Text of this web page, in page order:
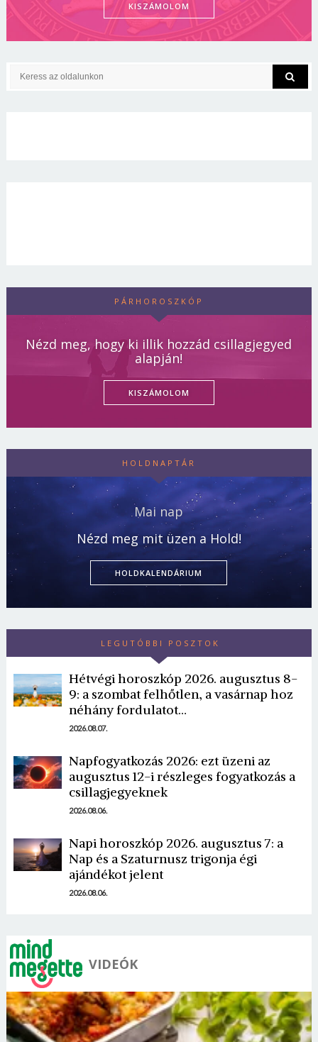
KISZÁMOLOM
PÁRHOROSZKÓP
Nézd meg, hogy ki illik hozzád csillagjegyed
alapján!
KISZÁMOLOM
HOLDNAPTÁR
Mai nap
Nézd meg mit üzen a Hold!
HOLDKALENDÁRIUM
LEGUTÓBBI POSZTOK
Hétvégi horoszkóp 2026. augusztus 8-
9: a szombat felhőtlen, a vasárnap hoz
néhány fordulatot…
2026.08.07.
Napfogyatkozás 2026: ezt üzeni az
augusztus 12-i részleges fogyatkozás a
csillagjegyeknek
2026.08.06.
Napi horoszkóp 2026. augusztus 7: a
Nap és a Szaturnusz trigonja égi
ajándékot jelent
2026.08.06.
VIDEÓK